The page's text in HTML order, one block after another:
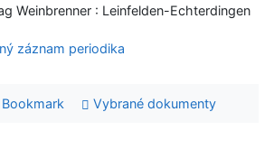
Weinbrenner : Leinfelden-Echterdingen
záznam periodika
Bookmark Vybrané dokumenty